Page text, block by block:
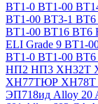
ВТ1-0 ВТ1-00
ВТ1-00 ВТ3-1 ВТ6
ВТ1-00 ВТ16 ВТ6
ELI Grade 9 ВТ1-
ВТ1-0 ВТ1-00 ВТ6
НП2 НП3 ХН32Т
ХН77ТЮР ХН78Т
ЭП718ид Alloy 20